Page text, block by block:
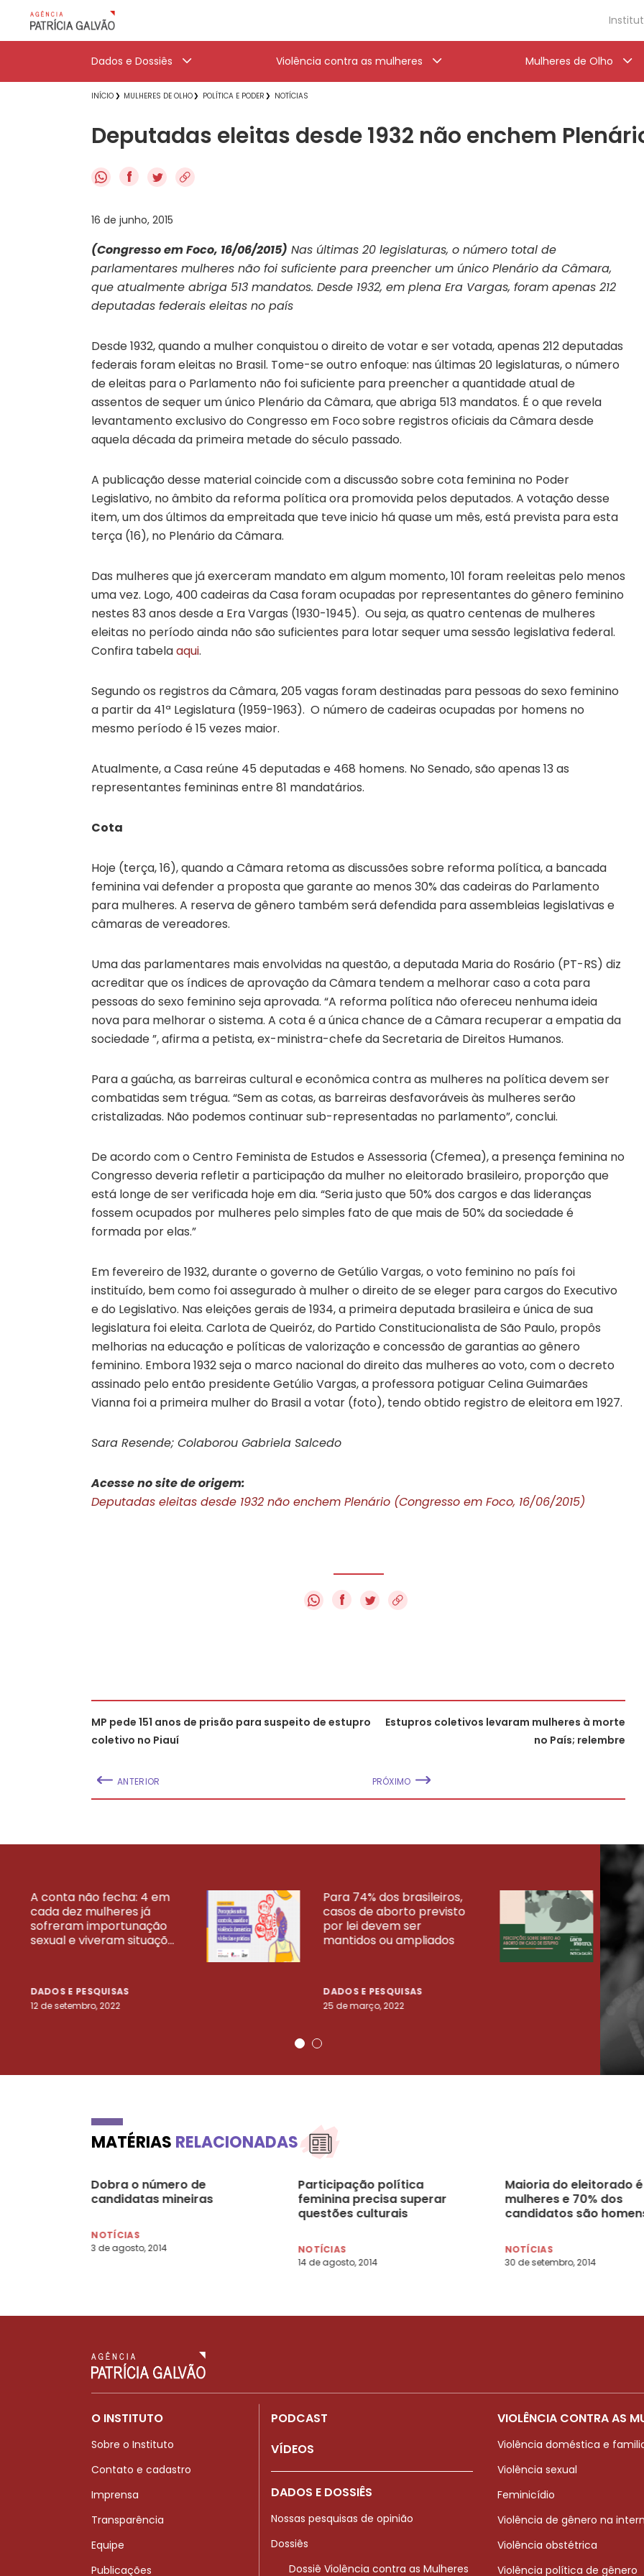
Dados e Dossiês Violência contra as mulheres Mulheres de Olho
INÍCIO MULHERES DE OLHO POLÍTICA E PODER NOTÍCIAS
Deputadas eleitas desde 1932 não enchem
f
16 de junho, 2015
(Congresso em Foco, 16/06/2015) Nas últimas 20 legislaturas, o número total de
parlamentares mulheres não foi suficiente para preencher um único Plenário da Câmara,
que atualmente abriga 513 mandatos. Desde 1932, em plena Era Vargas, foram apenas 212
deputadas federais eleitas no país
Desde 1932, quando a mulher conquistou o direito de votar e ser votada, apenas 212 deputadas
federais foram eleitas no Brasil. Tome-se outro enfoque: nas últimas 20 legislaturas, o número
de eleitas para o Parlamento não foi suficiente para preencher a quantidade atual de
assentos de sequer um único Plenário da Câmara, que abriga 513 mandatos. É o que revela
levantamento exclusivo do Congresso em Focosobre registros oficiais da Câmara desde
aquela década da primeira metade do século passado.
A publicação desse material coincide com a discussão sobre cota feminina no Poder
Legislativo, no âmbito da reforma política ora promovida pelos deputados. A votação desse
item, um dos últimos da empreitada que teve inicio há quase um mês, está prevista para esta
terça (16), no Plenário da Câmara.
Das mulheres que já exerceram mandato em algum momento, 101 foram reeleitas pelo menos
uma vez. Logo, 400 cadeiras da Casa foram ocupadas por representantes do gênero feminino
nestes 83 anos desde a Era Vargas (1930-1945). Ou seja, as quatro centenas de mulheres
eleitas no período ainda não são suficientes para lotar sequer uma sessão legislativa federal.
Confira tabelaaqui.
Segundo os registros da Câmara, 205 vagas foram destinadas para pessoas do sexo feminino
a partir da 41ª Legislatura (1959-1963). O número de cadeiras ocupadas por homens no
mesmo período é 15 vezes maior.
Atualmente, a Casa reúne 45 deputadas e 468 homens. No Senado, são apenas 13 as
representantes femininas entre 81 mandatários.
Cota
Hoje (terça, 16), quando a Câmara retoma as discussões sobre reforma política, a bancada
feminina vai defender a proposta que garante ao menos 30% das cadeiras do Parlamento
para mulheres. A reserva de gênero também será defendida para assembleias legislativas e
câmaras de vereadores.
Uma das parlamentares mais envolvidas na questão, a deputada Maria do Rosário (PT-RS) diz
acreditar que os índices de aprovação da Câmara tendem a melhorar caso a cota para
pessoas do sexo feminino seja aprovada. “A reforma política não ofereceu nenhuma ideia
nova para melhorar o sistema. A cota é a única chance de a Câmara recuperar a empatia da
sociedade ”, afirma a petista, ex-ministra-chefe da Secretaria de Direitos Humanos.
Para a gaúcha, as barreiras cultural e econômica contra as mulheres na política devem ser
combatidas sem trégua. “Sem as cotas, as barreiras desfavoráveis às mulheres serão
cristalizadas. Não podemos continuar sub-representadas no parlamento”, conclui.
De acordo com o Centro Feminista de Estudos e Assessoria (Cfemea), a presença feminina no
Congresso deveria refletir a participação da mulher no eleitorado brasileiro, proporção que
está longe de ser verificada hoje em dia. “Seria justo que 50% dos cargos e das lideranças
fossem ocupados por mulheres pelo simples fato de que mais de 50% da sociedade é
formada por elas.”
Em fevereiro de 1932, durante o governo de Getúlio Vargas, o voto feminino no país foi
instituído, bem como foi assegurado à mulher o direito de se eleger para cargos do Executivo
e do Legislativo. Nas eleições gerais de 1934, a primeira deputada brasileira e única de sua
legislatura foi eleita. Carlota de Queiróz, do Partido Constitucionalista de São Paulo, propôs
melhorias na educação e políticas de valorização e concessão de garantias ao gênero
feminino. Embora 1932 seja o marco nacional do direito das mulheres ao voto, com o decreto
assinado pelo então presidente Getúlio Vargas, a professora potiguar Celina Guimarães
Vianna foi a primeira mulher do Brasil a votar (foto), tendo obtido registro de eleitora em 1927.
Sara Resende; Colaborou Gabriela Salcedo
Acesse no site de origem:
Deputadas eleitas desde 1932 não enchem Plenário (Congresso em Foco, 16/06/2015)
f
MP pede 151 anos de prisão para suspeito de estupro
coletivo no Piauí
ANTERIOR
Estupros coletivos levaram mulheres à morte
no País; relembre
PRÓXIMO
A conta não fecha: 4 em
cada dez mulheres já
sofreram importunação
sexual e viveram situaçõ...
DADOS E PESQUISAS
12 de setembro, 2022
Para 74% dos brasileiros,
casos de aborto previsto
por lei devem ser
mantidos ou ampliados
DADOS E PESQUISAS
25 de março, 2022
23
VEJA MAIS PESQUISAS
MATÉRIAS RELACIONADAS
Dobra o número de
candidatas mineiras
NOTÍCIAS
3 de agosto, 2014
Participação política
feminina precisa superar
questões culturais
NOTÍCIAS
14 de agosto, 2014
Maioria do eleitorado
mulheres e 70% dos
candidatos são
NOTÍCIAS
30 de setembro, 2014
O INSTITUTO
Sobre o Instituto
Contato e cadastro
Imprensa
Transparência
Equipe
Publicações
PODCAST
VÍDEOS
DADOS E DOSSIÊS
Nossas pesquisas de opinião
Dossiês
Dossiê Violência contra as Mulheres
VIOLÊNCIA CONTRA AS
Violência doméstica e
Violência sexual
Feminicídio
Violência de gênero na
Violência obstétrica
Violência política de gênero